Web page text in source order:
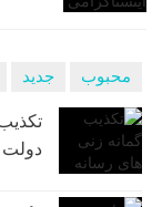
محبوب جدید
دولت